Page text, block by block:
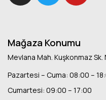
Mağaza Konumu
Mevlana Mah. Kuşkonmaz
Pazartesi – Cuma: 08:00 –
Cumartesi: 09:00 – 17:00